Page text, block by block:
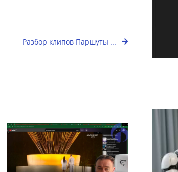
Разбор клипов Паршуты ...